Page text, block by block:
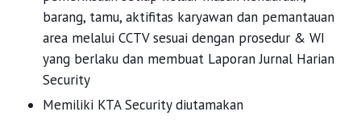
barang, tamu, aktifitas karyawan dan pemantauan
area melalui CCTV sesuai dengan prosedur & WI
yang berlaku dan membuat Laporan Jurnal Harian
Security
Memiliki KTA Security diutamakan